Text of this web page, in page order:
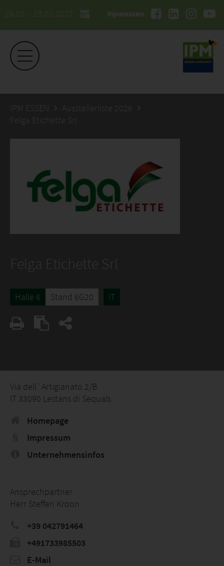
26.01. - 29.01.2027 #ipmessen
IPM ESSEN
Ausstellerliste 2026
Felga Etichette Srl
Felga Etichette Srl
Halle 6 Stand 6G20 IT
Via dell´Artigianato 2/B
IT 33090 Lestans di Sequals
Homepage
Impressum
Unternehmensinfos
Ansprechpartner
Herr Steffen Kroon
+39 042791464
+491733985503
E-Mail